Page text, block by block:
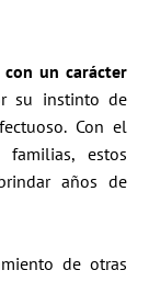
un carácter
su instinto de
Con el
estos
años de
de otras